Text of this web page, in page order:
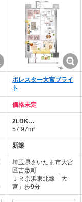
ポレスター大宮ブライ
ト
価格未定
2LDK…
57.97m²
新築
埼玉県さいたま市大宮
区吉敷町
ＪＲ京浜東北線「大
宮」歩9分